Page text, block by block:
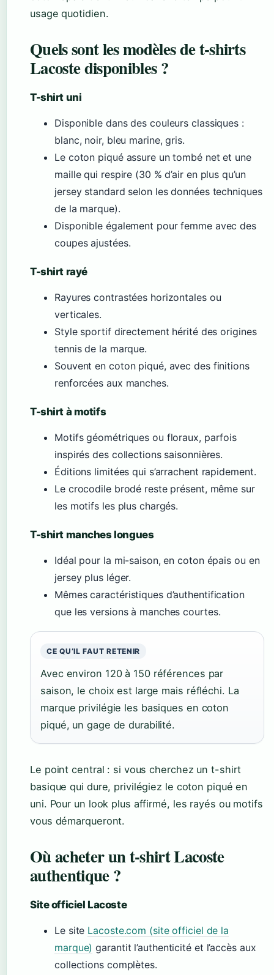
usage quotidien.
Quels sont les modèles de t-shirts
Lacoste disponibles ?
T-shirt uni
Disponible dans des couleurs classiques :
blanc, noir, bleu marine, gris.
Le coton piqué assure un tombé net et une
maille qui respire (30 % d’air en plus qu’un
jersey standard selon les données techniques
de la marque).
Disponible également pour femme avec des
coupes ajustées.
T-shirt rayé
Rayures contrastées horizontales ou
verticales.
Style sportif directement hérité des origines
tennis de la marque.
Souvent en coton piqué, avec des finitions
renforcées aux manches.
T-shirt à motifs
Motifs géométriques ou floraux, parfois
inspirés des collections saisonnières.
Éditions limitées qui s’arrachent rapidement.
Le crocodile brodé reste présent, même sur
les motifs les plus chargés.
T-shirt manches longues
Idéal pour la mi-saison, en coton épais ou en
jersey plus léger.
Mêmes caractéristiques d’authentification
que les versions à manches courtes.
CE QU’IL FAUT RETENIR
Avec environ 120 à 150 références par
saison, le choix est large mais réfléchi. La
marque privilégie les basiques en coton
piqué, un gage de durabilité.
Le point central : si vous cherchez un t-shirt
basique qui dure, privilégiez le coton piqué en
uni. Pour un look plus affirmé, les rayés ou motifs
vous démarqueront.
Où acheter un t-shirt Lacoste
authentique ?
Site officiel Lacoste
Le site Lacoste.com (site officiel de la
marque) garantit l’authenticité et l’accès aux
collections complètes.